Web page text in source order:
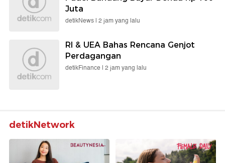
Juta
detikNews | 2 jam yang lalu
RI & UEA Bahas Rencana Genjot
Perdagangan
detikFinance | 2 jam yang lalu
detikNetwork